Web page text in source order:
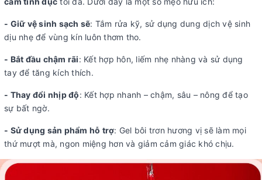
- Giữ vệ sinh sạch sẽ: Tắm rửa kỹ, sử dụng dung dịch vệ sinh
dịu nhẹ để vùng kín luôn thơm tho.
- Bắt đầu chậm rãi: Kết hợp hôn, liếm nhẹ nhàng và sử dụng
tay để tăng kích thích.
- Thay đổi nhịp độ: Kết hợp nhanh – chậm, sâu – nông để tạo
sự bất ngờ.
- Sử dụng sản phẩm hỗ trợ: Gel bôi trơn hương vị sẽ làm mọi
thứ mượt mà, ngon miệng hơn và giảm cảm giác khó chịu.